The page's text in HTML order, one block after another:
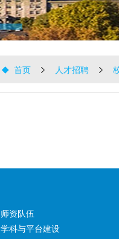
首页 人才招聘
师资队伍
学科与平台建设